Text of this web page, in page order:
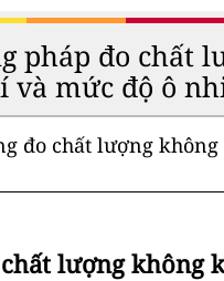
pháp đo chất
và mức độ ô
đo chất lượng
lượng không